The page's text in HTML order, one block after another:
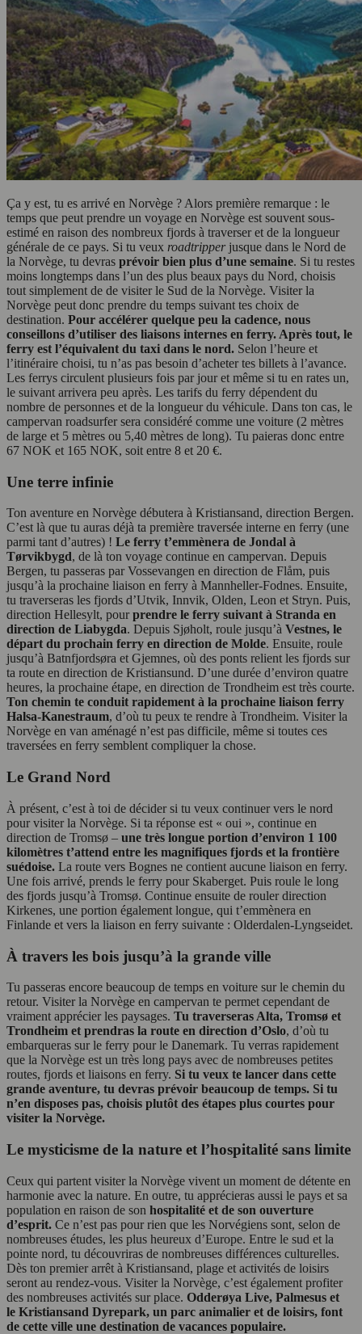
Ça y est, tu es arrivé en Norvège ? Alors première remarque : le
temps que peut prendre un voyage en Norvège est souvent sous-
estimé en raison des nombreux fjords à traverser et de la longueur
générale de ce pays. Si tu veux roadtripperjusque dans le Nord de
la Norvège, tu devras prévoir bien plus d’une semaine. Si tu restes
moins longtemps dans l’un des plus beaux pays du Nord, choisis
tout simplement de de visiter le Sud de la Norvège. Visiter la
Norvège peut donc prendre du temps suivant tes choix de
destination. Pour accélérer quelque peu la cadence, nous
conseillons d’utiliser des liaisons internes en ferry. Après tout, le
ferry est l’équivalent du taxi dans le nord. Selon l’heure et
l’itinéraire choisi, tu n’as pas besoin d’acheter tes billets à l’avance.
Les ferrys circulent plusieurs fois par jour et même si tu en rates un,
le suivant arrivera peu après. Les tarifs du ferry dépendent du
nombre de personnes et de la longueur du véhicule. Dans ton cas, le
campervan roadsurfer sera considéré comme une voiture (2 mètres
de large et 5 mètres ou 5,40 mètres de long). Tu paieras donc entre
67 NOK et 165 NOK, soit entre 8 et 20 €.
Une terre infinie
Ton aventure en Norvège débutera à Kristiansand, direction Bergen.
C’est là que tu auras déjà ta première traversée interne en ferry (une
parmi tant d’autres) ! Le ferry t’emmènera de Jondal à
Tørvikbygd, de là ton voyage continue en campervan. Depuis
Bergen, tu passeras par Vossevangen en direction de Flåm, puis
jusqu’à la prochaine liaison en ferry à Mannheller-Fodnes. Ensuite,
tu traverseras les fjords d’Utvik, Innvik, Olden, Leon et Stryn. Puis,
direction Hellesylt, pour prendre le ferry suivant à Stranda en
direction de Liabygda. Depuis Sjøholt, roule jusqu’à Vestnes, le
départ du prochain ferry en direction de Molde. Ensuite, roule
jusqu’à Batnfjordsøra et Gjemnes, où des ponts relient les fjords sur
ta route en direction de Kristiansund. D’une durée d’environ quatre
heures, la prochaine étape, en direction de Trondheim est très courte.
Ton chemin te conduit rapidement à la prochaine liaison ferry
Halsa-Kanestraum, d’où tu peux te rendre à Trondheim. Visiter la
Norvège en van aménagé n’est pas difficile, même si toutes ces
traversées en ferry semblent compliquer la chose.
Le Grand Nord
À présent, c’est à toi de décider si tu veux continuer vers le nord
pour visiter la Norvège. Si ta réponse est « oui », continue en
direction de Tromsø – une très longue portion d’environ 1 100
kilomètres t’attend entre les magnifiques fjords et la frontière
suédoise. La route vers Bognes ne contient aucune liaison en ferry.
Une fois arrivé, prends le ferry pour Skaberget. Puis roule le long
des fjords jusqu’à Tromsø. Continue ensuite de rouler direction
Kirkenes, une portion également longue, qui t’emmènera en
Finlande et vers la liaison en ferry suivante : Olderdalen-Lyngseidet.
À travers les bois jusqu’à la grande ville
Tu passeras encore beaucoup de temps en voiture sur le chemin du
retour. Visiter la Norvège en campervan te permet cependant de
vraiment apprécier les paysages. Tu traverseras Alta, Tromsø et
Trondheim et prendras la route en direction d’Oslo, d’où tu
embarqueras sur le ferry pour le Danemark. Tu verras rapidement
que la Norvège est un très long pays avec de nombreuses petites
routes, fjords et liaisons en ferry. Si tu veux te lancer dans cette
grande aventure, tu devras prévoir beaucoup de temps. Si tu
n’en disposes pas, choisis plutôt des étapes plus courtes pour
visiter la Norvège.
Le mysticisme de la nature et l’hospitalité sans limite
Ceux qui partent visiter la Norvège vivent un moment de détente en
harmonie avec la nature. En outre, tu apprécieras aussi le pays et sa
population en raison de son hospitalité et de son ouverture
d’esprit. Ce n’est pas pour rien que les Norvégiens sont, selon de
nombreuses études, les plus heureux d’Europe. Entre le sud et la
pointe nord, tu découvriras de nombreuses différences culturelles.
Dès ton premier arrêt à Kristiansand, plage et activités de loisirs
seront au rendez-vous. Visiter la Norvège, c’est également profiter
des nombreuses activités sur place. Odderøya Live, Palmesus et
le Kristiansand Dyrepark, un parc animalier et de loisirs, font
de cette ville une destination de vacances populaire.